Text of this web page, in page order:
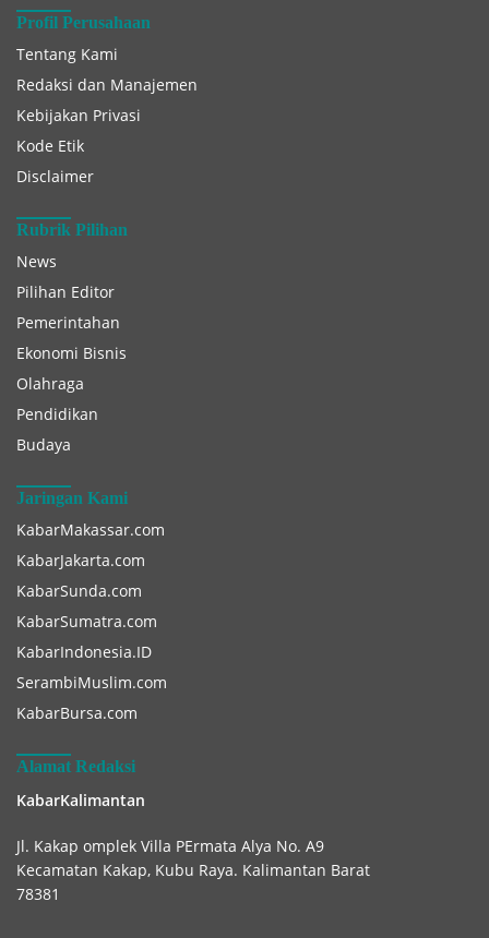
Profil Perusahaan
Tentang Kami
Redaksi dan Manajemen
Kebijakan Privasi
Kode Etik
Disclaimer
Rubrik Pilihan
News
Pilihan Editor
Pemerintahan
Ekonomi Bisnis
Olahraga
Pendidikan
Budaya
Jaringan Kami
KabarMakassar.com
KabarJakarta.com
KabarSunda.com
KabarSumatra.com
KabarIndonesia.ID
SerambiMuslim.com
KabarBursa.com
Alamat Redaksi
KabarKalimantan
Jl. Kakap omplek Villa PErmata Alya No. A9
Kecamatan Kakap, Kubu Raya. Kalimantan Barat
78381